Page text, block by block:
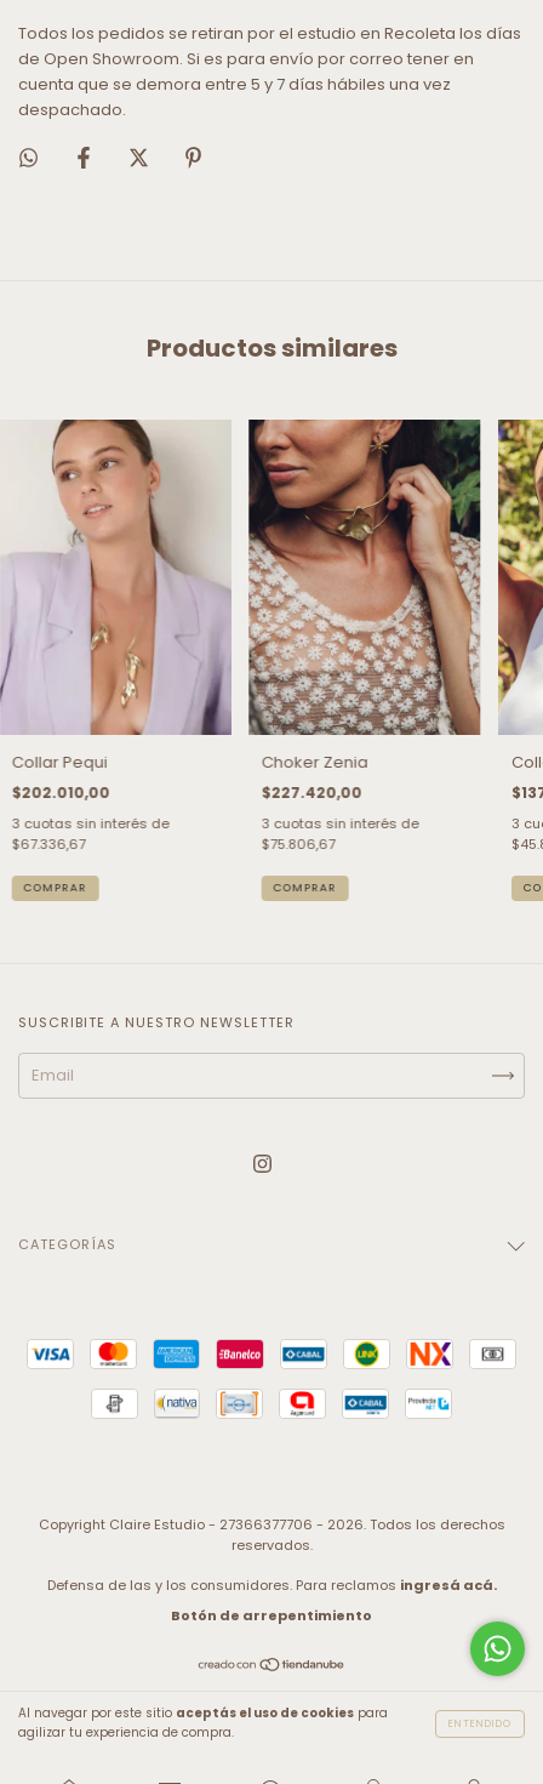
Al navegar por este sitio aceptás el uso de cookies para
agilizar tu experiencia de compra.
ENTENDIDO
Todos los pedidos se retiran por el estudio en Recoleta los días
de Open Showroom. Si es para envío por correo tener en
cuenta que se demora entre 5 y 7 días hábiles una vez
despachado.
Productos similares
Collar Pequi
$202.010,00
3 cuotas sin interés de
$67.336,67
COMPRAR
Choker Zenia
$227.420,00
3 cuotas sin interés de
$75.806,67
COMPRAR
3
SUSCRIBITE A NUESTRO NEWSLETTER
CATEGORÍAS
Copyright Claire Estudio - 27366377706 - 2026. Todos los derechos
reservados.
Defensa de las y los consumidores. Para reclamos ingresá acá.
Botón de arrepentimiento